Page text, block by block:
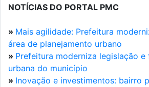
NOTÍCIAS DO PORTAL PMC
» Mais agilidade: Prefeitura
área de planejamento urbano
» Prefeitura moderniza legislação
urbana do município
» Inovação e investimentos: bairro